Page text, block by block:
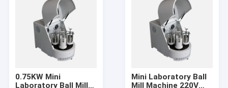
0.75KW Mini
Laboratory Ball Mill
Mini Laboratory Ball
Mill Machine 220V